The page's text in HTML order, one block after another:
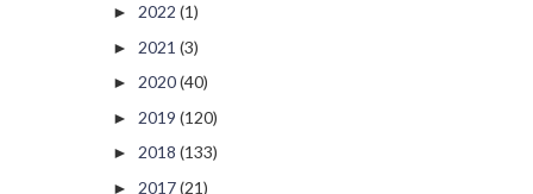
► 2022 (1)
► 2021 (3)
► 2020(40)
► 2019 (120)
► 2018 (133)
► 2017(21)